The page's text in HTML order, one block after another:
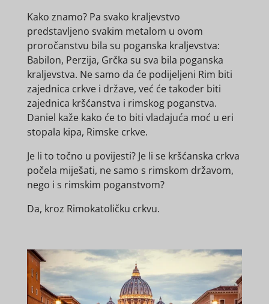
Kako znamo? Pa svako kraljevstvo
predstavljeno svakim metalom u ovom
proročanstvu bila su poganska kraljevstva:
Babilon, Perzija, Grčka su sva bila poganska
kraljevstva. Ne samo da će podijeljeni Rim biti
zajednica crkve i države, već će također biti
zajednica kršćanstva i rimskog poganstva.
Daniel kaže kako će to biti vladajuća moć u eri
stopala kipa, Rimske crkve.
Je li to točno u povijesti? Je li se kršćanska crkva
počela miješati, ne samo s rimskom državom,
nego i s rimskim poganstvom?
Da, kroz Rimokatoličku crkvu.